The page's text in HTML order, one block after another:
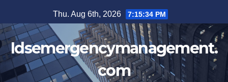
to
content
Thu. Aug 6th, 2026 7:15:34 PM
Idsemergencymanagement.
com